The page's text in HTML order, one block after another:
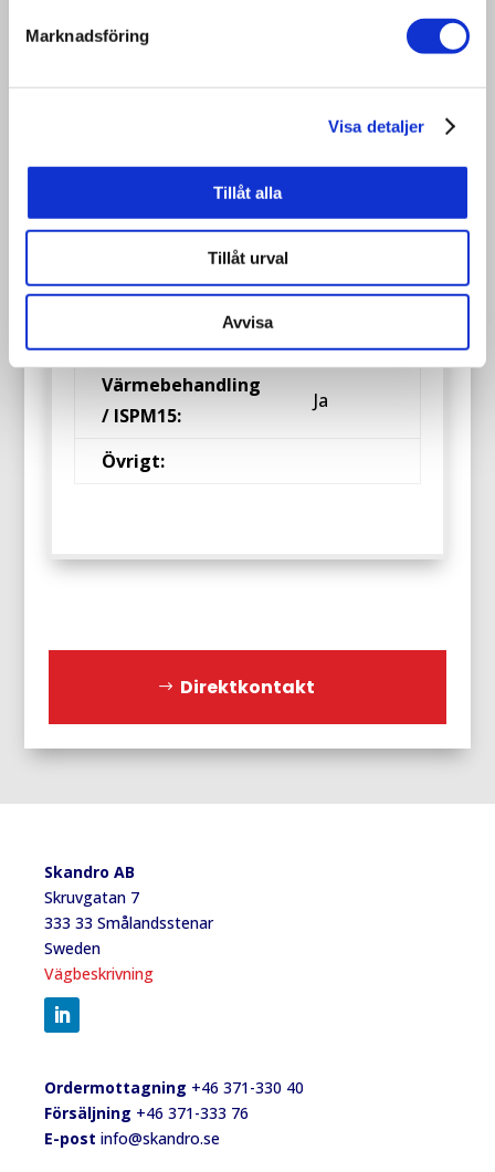
Marknadsföring
Visa detaljer
Tillåt alla
Tillåt urval
Avvisa
kan sakna små spetor eller ha några
urflisningar, visuellt fin pall.
1200×800
Värmebehandling
/ ISPM15:
Ja
Övrigt:
Direktkontakt
Skandro AB
Skruvgatan 7
333 33 Smålandsstenar
Sweden
Vägbeskrivning
Ordermottagning +46 371-330 40
Försäljning +46 371-333 76
E-post info@skandro.se